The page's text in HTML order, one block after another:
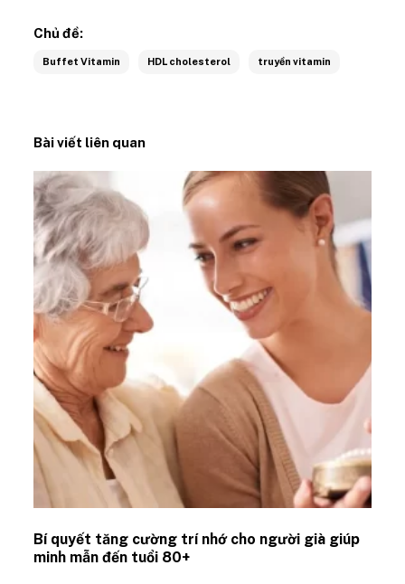
Chủ đề:
Buffet Vitamin HDL cholesterol truyền vitamin
Bài viết liên quan
Bí quyết tăng cường trí nhớ cho người già giúp
minh mẫn đến tuổi 80+